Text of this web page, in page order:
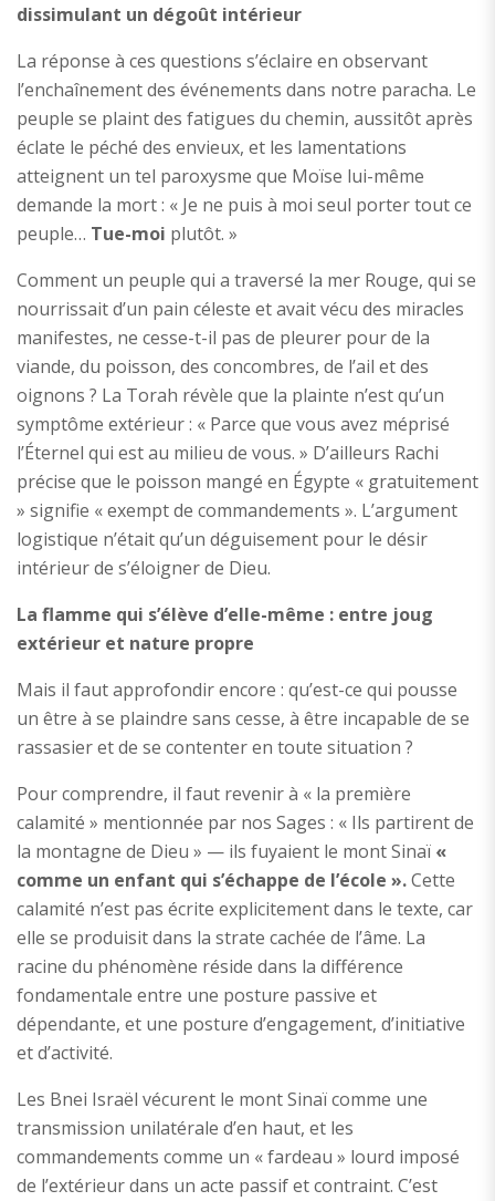
dissimulant un dégoût intérieur
La réponse à ces questions s’éclaire en observant
l’enchaînement des événements dans notre paracha. Le
peuple se plaint des fatigues du chemin, aussitôt après
éclate le péché des envieux, et les lamentations
atteignent un tel paroxysme que Moïse lui-même
demande la mort : « Je ne puis à moi seul porter tout ce
peuple… Tue-moi plutôt. »
Comment un peuple qui a traversé la mer Rouge, qui se
nourrissait d’un pain céleste et avait vécu des miracles
manifestes, ne cesse-t-il pas de pleurer pour de la
viande, du poisson, des concombres, de l’ail et des
oignons ? La Torah révèle que la plainte n’est qu’un
symptôme extérieur : « Parce que vous avez méprisé
l’Éternel qui est au milieu de vous. » D’ailleurs Rachi
précise que le poisson mangé en Égypte « gratuitement
» signifie « exempt de commandements ». L’argument
logistique n’était qu’un déguisement pour le désir
intérieur de s’éloigner de Dieu.
La flamme qui s’élève d’elle-même : entre joug
extérieur et nature propre
Mais il faut approfondir encore : qu’est-ce qui pousse
un être à se plaindre sans cesse, à être incapable de se
rassasier et de se contenter en toute situation ?
Pour comprendre, il faut revenir à « la première
calamité » mentionnée par nos Sages : « Ils partirent de
la montagne de Dieu » — ils fuyaient le mont Sinaï «
comme un enfant qui s’échappe de l’école ».Cette
calamité n’est pas écrite explicitement dans le texte, car
elle se produisit dans la strate cachée de l’âme. La
racine du phénomène réside dans la différence
fondamentale entre une posture passive et
dépendante, et une posture d’engagement, d’initiative
et d’activité.
Les Bnei Israël vécurent le mont Sinaï comme une
transmission unilatérale d’en haut, et les
commandements comme un « fardeau » lourd imposé
de l’extérieur dans un acte passif et contraint. C’est